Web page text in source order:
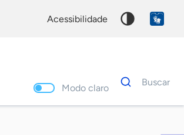
acessibilidade
Modo claro
Dados
para
Buscar